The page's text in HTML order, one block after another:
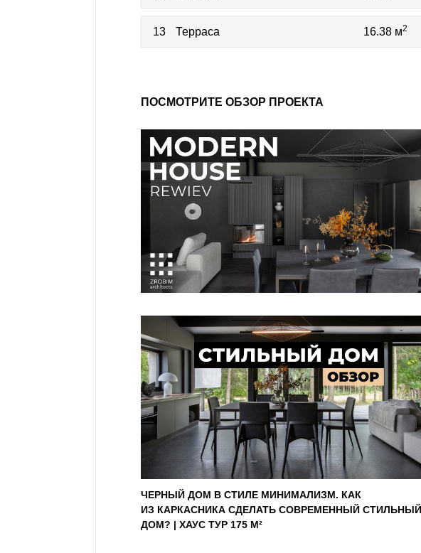
13 Терраса 16.38 м2
ПОСМОТРИТЕ ОБЗОР ПРОЕКТА
ЧЕРНЫЙ ДОМ В СТИЛЕ МИНИМАЛИЗМ. КАК
ИЗ КАРКАСНИКА СДЕЛАТЬ СОВРЕМЕННЫЙ СТИЛЬНЫЙ
ДОМ? | ХАУС ТУР 175 М²